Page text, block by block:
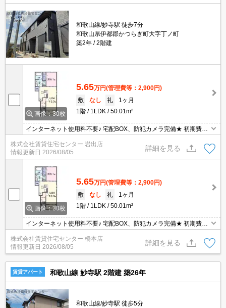
和歌山線/妙寺駅 徒歩7分
和歌山県伊都郡かつらぎ町大字丁ノ町
築2年
2階建
画像：30枚
5.65万円(管理費等：2,900円)
敷
なし 礼
1ヶ月
1階
1LDK 50.01m²
インターネット使用料不要♪ 宅配BOX、防犯カメラ完備★ 初期費用
の交渉は、賃貸住宅センターまで！！
株式会社賃貸住宅センター 岩出店
情報更新日 2026/08/05
詳細を見る
画像：30枚
5.65万円(管理費等：2,900円)
敷
なし 礼
1ヶ月
1階
1LDK 50.01m²
インターネット使用料不要♪ 宅配BOX、防犯カメラ完備★ 初期費用
の交渉は、賃貸住宅センターまで！！
株式会社賃貸住宅センター 橋本店
情報更新日 2026/08/05
詳細を見る
賃貸アパート 和歌山線 妙寺駅 2階建 築26年
和歌山線/妙寺駅 徒歩5分